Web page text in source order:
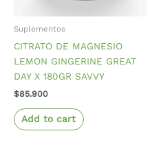
Suplementos
CITRATO DE MAGNESIO
LEMON GINGERINE GREAT
DAY X 180GR SAVVY
$85.900
Add to cart